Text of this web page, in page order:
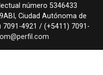
número 5346433
, Ciudad Autónoma de
7091-4921 / (+5411) 7091-